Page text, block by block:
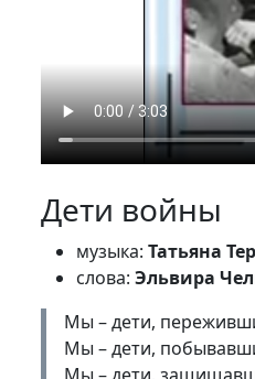
Дети войны
музыка: Татьяна
слова: Эльвира
Мы – дети,
Мы – дети,